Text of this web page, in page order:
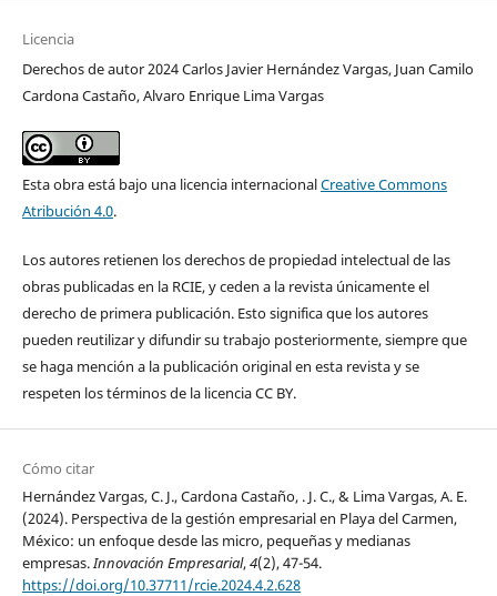
Licencia
Derechos de autor 2024 Carlos Javier Hernández Vargas, Juan Camilo
Cardona Castaño, Alvaro Enrique Lima Vargas
Esta obra está bajo una licencia internacionalCreative Commons
Atribución 4.0.
Los autores retienen los derechos de propiedad intelectual de las
obras publicadas en la RCIE, y ceden a la revista únicamente el
derecho de primera publicación. Esto significa que los autores
pueden reutilizar y difundir su trabajo posteriormente, siempre que
se haga mención a la publicación original en esta revista y se
respeten los términos de la licencia CC BY.
Cómo citar
Hernández Vargas, C. J., Cardona Castaño, . J. C., & Lima Vargas, A. E.
(2024). Perspectiva de la gestión empresarial en Playa del Carmen,
México: un enfoque desde las micro, pequeñas y medianas
empresas.Innovación Empresarial,4(2), 47-54.
https://doi.org/10.37711/rcie.2024.4.2.628